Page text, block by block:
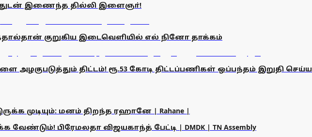
இணைந்த தில்லி இளைஞா்!
குறுகிய இடைவெளியில் எல் நினோ தாக்கம்
அழகுபடுத்தும் திட்டம்! ரூ.53 கோடி திட்டப்பணிகள் ஒப்பந்தம் இறுதி செய்யக்
முடியும்: மனம் திறந்த ரஹானே | Rahane |
வேண்டும்! பிரேமலதா விஜயகாந்த் பேட்டி | DMDK | TN Assembly